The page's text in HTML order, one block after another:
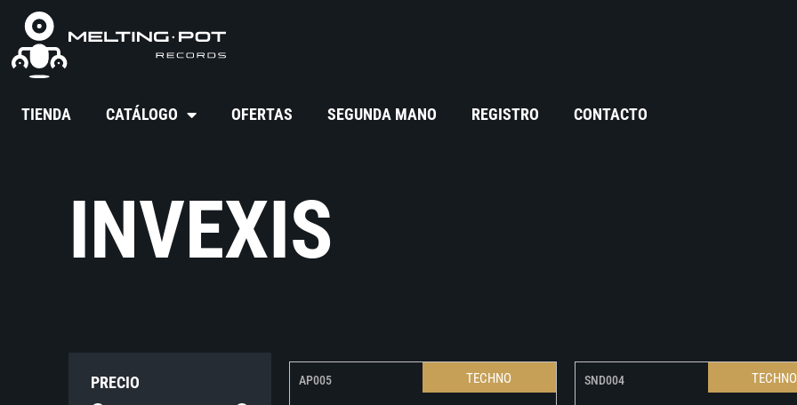
TIENDA CATÁLOGO OFERTAS SEGUNDA MANO REGISTRO CONTACTO
INVEXIS
PRECIO AP005 TECHNO SND004 TECHNO